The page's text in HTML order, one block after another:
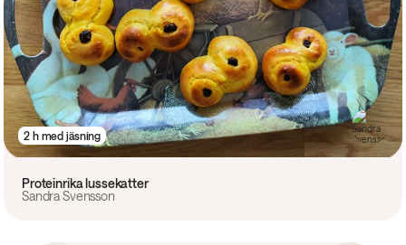
2 h med jäsning
Proteinrika lussekatter
Sandra Svensson